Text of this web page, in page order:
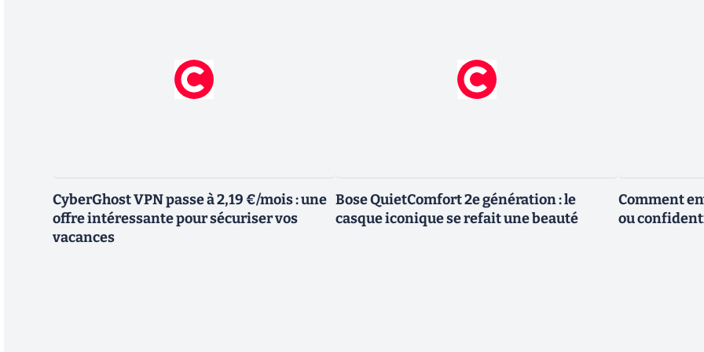
CyberGhost VPN passe à 2,19 €/mois : une
offre intéressante pour sécuriser vos
vacances
Bose QuietComfort 2e génération : le
casque iconique se refait une beauté
Comment
ou